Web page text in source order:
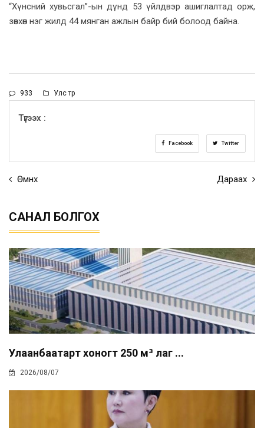
“Хүнсний хувьсгал”-ын дүнд 53 үйлдвэр ашиглалтад орж,
зөвхөн нэг жилд 44 мянган ажлын байр бий болоод байна.
933 Улс төр
Түгээх :
Facebook Twitter
Өмнөх Дараах
САНАЛ БОЛГОХ
Улаанбаатарт хоногт 250 м³ лаг ...
2026/08/07